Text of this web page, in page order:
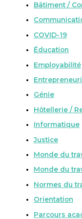
Bâtiment /
COVID-19
Éducation
Employabilité
Génie
Hôtellerie /
Informatique
Justice
Monde du
Monde du
Normes du
Orientation
Parcours